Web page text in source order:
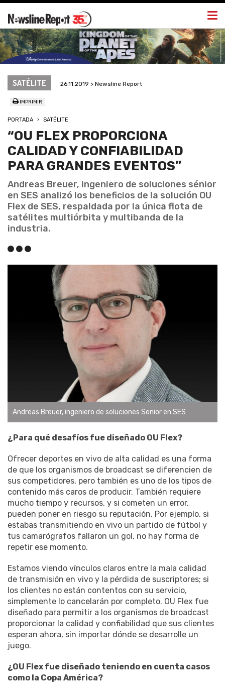
SATÉLITE 26.11.2019 > Newsline Report
IMPRIMIR
PORTADA SATÉLITE
“OU FLEX PROPORCIONA
CALIDAD Y CONFIABILIDAD
PARA GRANDES EVENTOS”
Andreas Breuer, ingeniero de soluciones sénior
en SES analizó los beneficios de la solución OU
Flex de SES, respaldada por la única flota de
satélites multiórbita y multibanda de la
industria.
Andreas Breuer, ingeniero de soluciones Senior en SES
¿Para qué desafíos fue diseñado OU Flex?
Ofrecer deportes en vivo de alta calidad es una forma
de que los organismos de broadcast se diferencien de
sus competidores, pero también es uno de los tipos de
contenido más caros de producir. También requiere
mucho tiempo y recursos, y si cometen un error,
pueden poner en riesgo su reputación. Por ejemplo, si
estabas transmitiendo en vivo un partido de fútbol y
tus camarógrafos fallaron un gol, no hay forma de
repetir ese momento.
Estamos viendo vínculos claros entre la mala calidad
de transmisión en vivo y la pérdida de suscriptores; si
los clientes no están contentos con su servicio,
simplemente lo cancelarán por completo. OU Flex fue
diseñado para permitir a los organismos de broadcast
proporcionar la calidad y confiabilidad que sus clientes
esperan ahora, sin importar dónde se desarrolle un
juego.
¿OU Flex fue diseñado teniendo en cuenta casos
como la Copa América?